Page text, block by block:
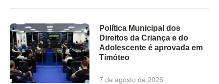
Política Municipal dos
Direitos da Criança e do
Adolescente é aprovada em
Timóteo
7 de agosto de 2026